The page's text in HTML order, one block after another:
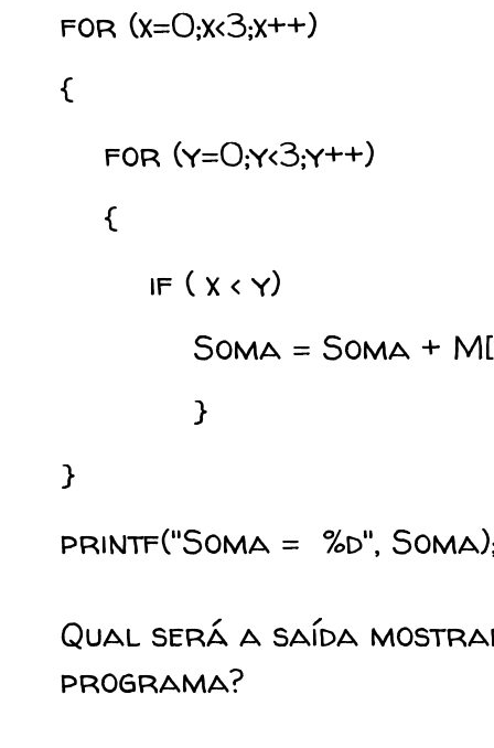
for (x=0;x<3;x++)
{
for (y=0;y<3;y++)
{
if ( x < y)
Soma = Soma +
}
}
printf("Soma = %d",
Qual será a saída
programa?